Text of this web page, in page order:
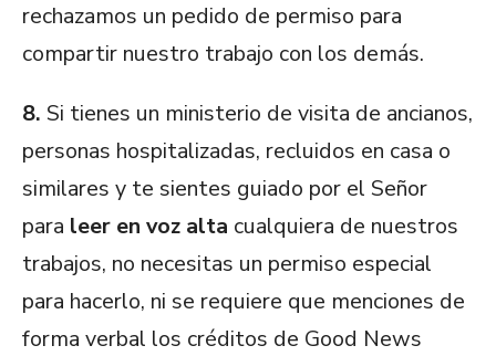
rechazamos un pedido de permiso para
compartir nuestro trabajo con los demás.
8. Si tienes un ministerio de visita de ancianos,
personas hospitalizadas, recluidos en casa o
similares y te sientes guiado por el Señor
para leer en voz alta cualquiera de nuestros
trabajos, no necesitas un permiso especial
para hacerlo, ni se requiere que menciones de
forma verbal los créditos de Good News